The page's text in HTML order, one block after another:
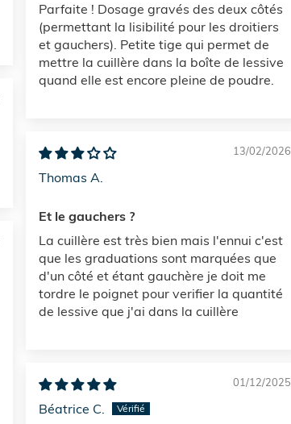
Parfaite ! Dosage gravés des deux côtés
(permettant la lisibilité pour les droitiers
et gauchers). Petite tige qui permet de
mettre la cuillère dans la boîte de lessive
quand elle est encore pleine de poudre.
13/02/2026
Thomas A.
Et le gauchers ?
La cuillère est très bien mais l'ennui c'est
que les graduations sont marquées que
d'un côté et étant gauchère je doit me
tordre le poignet pour verifier la quantité
de lessive que j'ai dans la cuillère
01/12/2025
Béatrice C.